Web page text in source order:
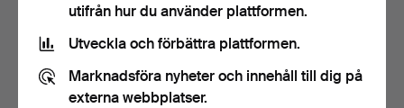
KARTONG - CORGI + 6 st
TREHJULING.
utifrån hur du använder plattformen.
Utveckla och förbättra plattformen.
Marknadsföra nyheter och innehåll till dig på
externa webbplatser.